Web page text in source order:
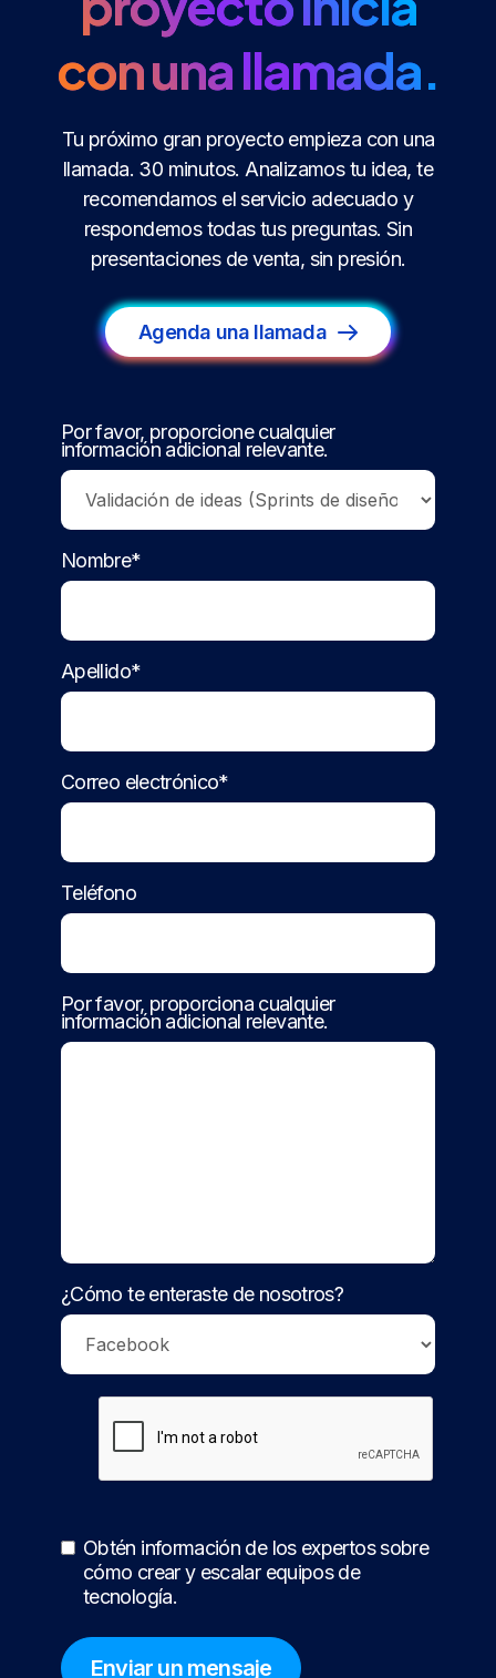
con una llamada.
Tu próximo gran proyecto empieza con una
llamada. 30 minutos. Analizamos tu idea, te
recomendamos el servicio adecuado y
respondemos todas tus preguntas. Sin
presentaciones de venta, sin presión.
Agenda una llamada
Por favor, proporcione cualquier
información adicional relevante.
Nombre*
Apellido*
Correo electrónico*
Teléfono
Por favor, proporciona cualquier
información adicional relevante.
¿Cómo te enteraste de nosotros?
Obtén información de los expertos sobre
cómo crear y escalar equipos de
tecnología.